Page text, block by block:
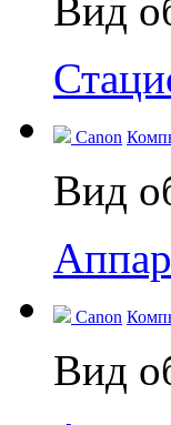
Вид
Canon
Вид
Canon
Вид